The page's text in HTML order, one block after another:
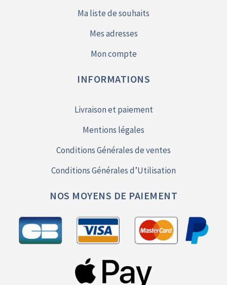
Ma liste de souhaits
Mes adresses
Mon compte
INFORMATIONS
Livraison et paiement
Mentions légales
Conditions Générales de ventes
Conditions Générales d’Utilisation
NOS MOYENS DE PAIEMENT